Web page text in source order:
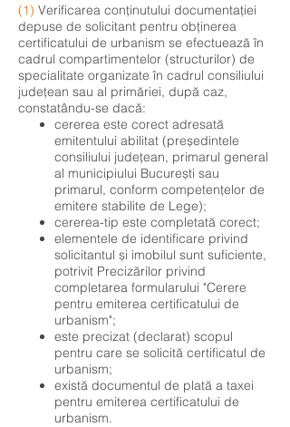
(1) Verificarea conținutului documentației
depuse de solicitant pentru obținerea
certificatului de urbanism se efectuează în
cadrul compartimentelor (structurilor) de
specialitate organizate în cadrul consiliului
județean sau al primăriei, după caz,
constatându-se dacă:
cererea este corect adresată
emitentului abilitat (președintele
consiliului județean, primarul general
al municipiului București sau
primarul, conform competențelor de
emitere stabilite de Lege);
cererea-tip este completată corect;
elementele de identificare privind
solicitantul și imobilul sunt suficiente,
potrivit Precizărilor privind
completarea formularului "Cerere
pentru emiterea certificatului de
urbanism";
este precizat (declarat) scopul
pentru care se solicită certificatul de
urbanism;
există documentul de plată a taxei
pentru emiterea certificatului de
urbanism.